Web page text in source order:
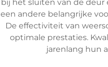
bij het sluiten van de
een andere belangrijke
De effectiviteit van
optimale prestaties.
jarenlang hun